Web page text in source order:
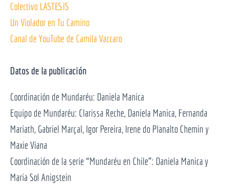
Colectivo LASTESIS
Un Violador en Tu Camino
Canal de YouTube de Camila Vaccaro
Datos de la publicación
Coordinación de Mundaréu: Daniela Manica
Equipo de Mundaréu: Clarissa Reche, Daniela Manica, Fernanda
Mariath, Gabriel Marçal, Igor Pereira, Irene do Planalto Chemin y
Maxie Viana
Coordinación de la serie “Mundaréu en Chile”: Daniela Manica y
Maria Sol Anigstein